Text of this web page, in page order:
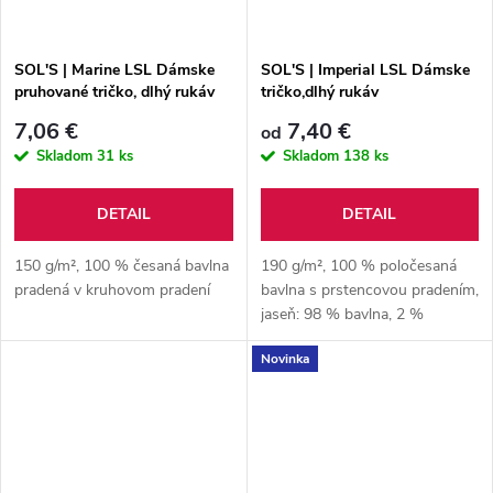
SOL'S | Marine LSL Dámske
pruhované tričko, dlhý rukáv
7,06 €
Skladom 31 ks
DETAIL
150 g/m², 100 % česaná bavlna
pradená v kruhovom pradení
SOL'S | Imperial LSL Dámske
tričko,dlhý rukáv
od 7,40 €
Skladom 138 ks
DETAIL
190 g/m², 100 % poločesaná
bavlna s prstencovou pradením,
jaseň: 98 % bavlna, 2 %
viskóza, sivá melanž: 85 %
bavlna, 15 % viskóza
Novinka